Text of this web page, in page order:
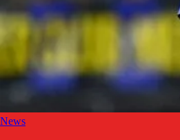
News